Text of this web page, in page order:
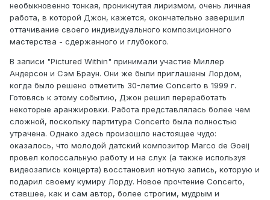
необыкновенно тонкая, проникнутая лиризмом, очень личная
работа, в которой Джон, кажется, окончательно завершил
оттачивание своего индивидуального композиционного
мастерства - сдержанного и глубокого.
В записи "Pictured Within" принимали участие Миллер
Андерсон и Сэм Браун. Они же были приглашены Лордом,
когда было решено отметить 30-летие Concerto в 1999 г.
Готовясь к этому событию, Джон решил переработать
некоторые аранжировки. Работа представлялась более чем
сложной, поскольку партитура Concerto была полностью
утрачена. Однако здесь произошло настоящее чудо:
оказалось, что молодой датский композитор Marco de Goeij
провел колоссальную работу и на слух (а также используя
видеозапись концерта) восстановил нотную запись, которую и
подарил своему кумиру Лорду. Новое прочтение Concerto,
ставшее, как и сам автор, более строгим, мудрым и